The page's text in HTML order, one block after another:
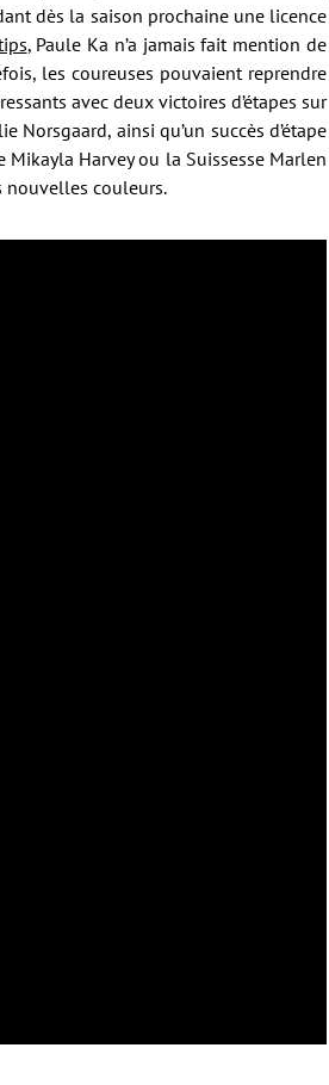
dès la saison prochaine une licence
, Paule Ka n’a jamais fait mention de
les coureuses pouvaient reprendre
avec deux victoires d’étapes sur
Norsgaard, ainsi qu’un succès d’étape
Mikayla Harvey ou la Suissesse Marlen
nouvelles couleurs.